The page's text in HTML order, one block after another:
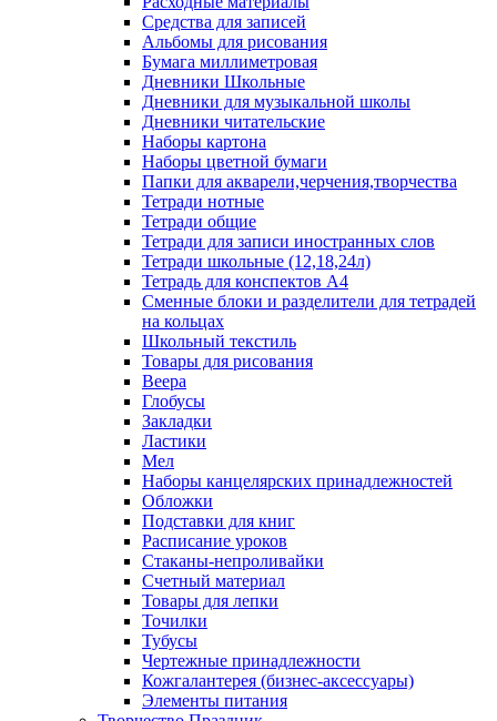
Средства для записей
Альбомы для рисования
Бумага миллиметровая
Дневники Школьные
Дневники для музыкальной школы
Дневники читательские
Наборы картона
Наборы цветной бумаги
Папки для акварели,черчения,творчества
Тетради нотные
Тетради общие
Тетради для записи иностранных слов
Тетради школьные (12,18,24л)
Тетрадь для конспектов А4
Сменные блоки и разделители для тетрадей
на кольцах
Школьный текстиль
Товары для рисования
Веера
Глобусы
Закладки
Ластики
Мел
Наборы канцелярских принадлежностей
Обложки
Подставки для книг
Расписание уроков
Стаканы-непроливайки
Счетный материал
Товары для лепки
Точилки
Тубусы
Чертежные принадлежности
Кожгалантерея (бизнес-аксессуары)
Элементы питания